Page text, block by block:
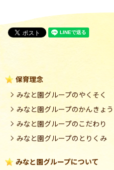
保育理念
みなと園グループのやくそく
みなと園グループのかんきょう
みなと園グループのこだわり
みなと園グループのとりくみ
みなと園グループについて